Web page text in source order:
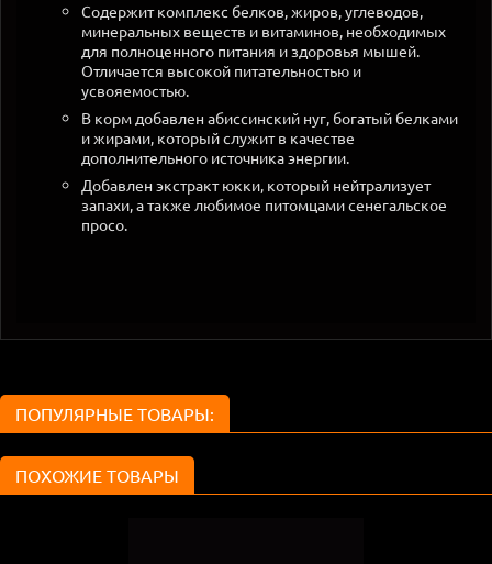
Содержит комплекс белков, жиров, углеводов,
минеральных веществ и витаминов, необходимых
для полноценного питания и здоровья мышей.
Отличается высокой питательностью и
усвояемостью.
В корм добавлен абиссинский нуг, богатый белками
и жирами, который служит в качестве
дополнительного источника энергии.
Добавлен экстракт юкки, который нейтрализует
запахи, а также любимое питомцами сенегальское
просо.
ПОПУЛЯРНЫЕ ТОВАРЫ:
ПОХОЖИЕ ТОВАРЫ